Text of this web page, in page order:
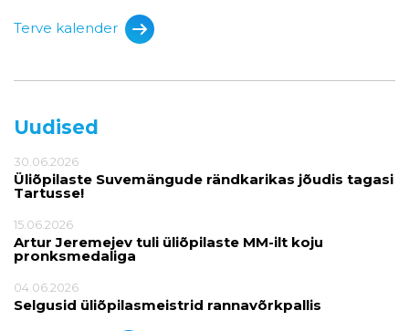
Terve kalender
Uudised
30.06.2026
Üliõpilaste Suvemängude rändkarikas jõudis tagasi
Tartusse!
15.06.2026
Artur Jeremejev tuli üliõpilaste MM-ilt koju
pronksmedaliga
04.06.2026
Selgusid üliõpilasmeistrid rannavõrkpallis